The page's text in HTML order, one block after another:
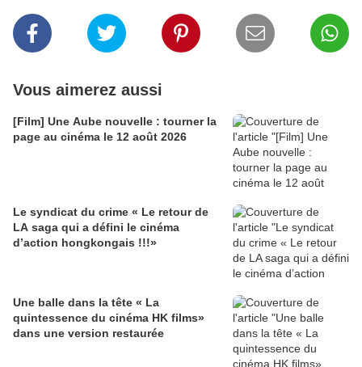
Vous aimerez aussi
[Film] Une Aube nouvelle : tourner la
page au cinéma le 12 août 2026
Le syndicat du crime « Le retour de
LA saga qui a défini le cinéma
d’action hongkongais !!!»
Une balle dans la tête « La
quintessence du cinéma HK films»
dans une version restaurée